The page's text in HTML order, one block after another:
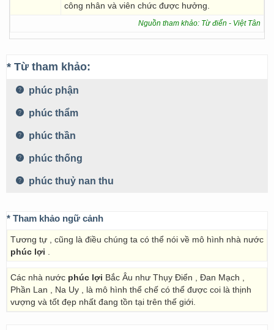
công nhân và viên chức được hưởng.
Nguồn tham khảo: Từ điển - Việt Tân
* Từ tham khảo:
phúc phận
phúc thẩm
phúc thần
phúc thống
phúc thuỷ nan thu
* Tham khảo ngữ cảnh
Tương tự , cũng là điều chúng ta có thể nói về mô hình nhà nước
phúc lợi
Các nhà nước phúc lợi Bắc Âu như Thụy Điển , Đan Mạch ,
Phần Lan , Na Uy , là mô hình thể chế có thể được coi là thịnh
vượng và tốt đẹp nhất đang tồn tại trên thế giới.